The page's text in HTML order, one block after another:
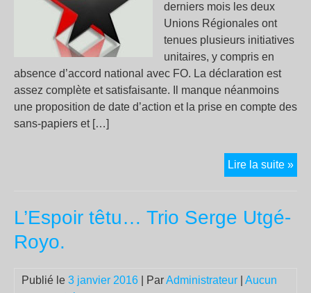
derniers mois les deux
Unions Régionales ont
tenues plusieurs initiatives
unitaires, y compris en
absence d’accord national avec FO. La déclaration est
assez complète et satisfaisante. Il manque néanmoins
une proposition de date d’action et la prise en compte des
sans-papiers et […]
Lire la suite »
L’Espoir têtu… Trio Serge Utgé-
Royo.
Publié le 3 janvier 2016 | ParAdministrateur
Aucun